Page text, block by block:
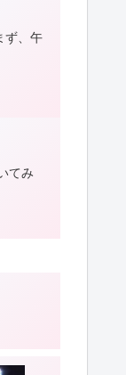
ず、午
てみ